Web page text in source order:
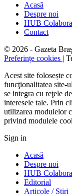
Acasă
Despre noi
HUB
Contact
© 2026 - Gazeta
Preferințe cookies |
Acest site folosește
funcţionalitatea site-
se integra cu reţele
interesele tale. Prin
utilizarea modulelor
privind modulele
Sign in
Acasă
Despre noi
HUB
Editorial
Articole / Știri